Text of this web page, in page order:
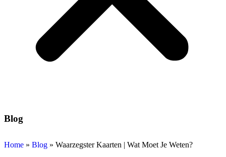
Blog
Home » Blog » Waarzegster Kaarten | Wat Moet Je Weten?